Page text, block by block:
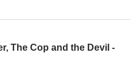
The Cop and the Devil -